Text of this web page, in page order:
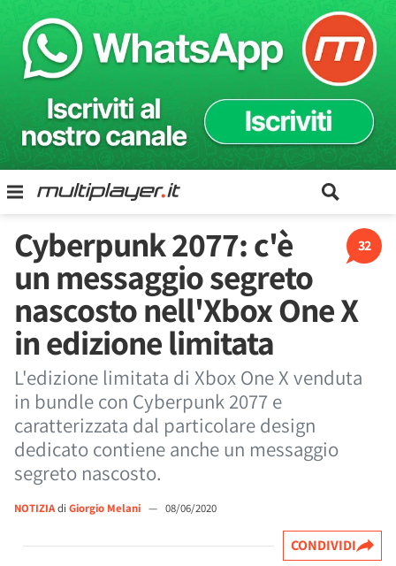
32
Cyberpunk 2077: c'è
un messaggio segreto
nascosto nell'Xbox One X
in edizione limitata
L'edizione limitata di Xbox One X venduta
in bundle con Cyberpunk 2077 e
caratterizzata dal particolare design
dedicato contiene anche un messaggio
segreto nascosto.
NOTIZIAdi Giorgio Melani — 08/06/2020
CONDIVIDI